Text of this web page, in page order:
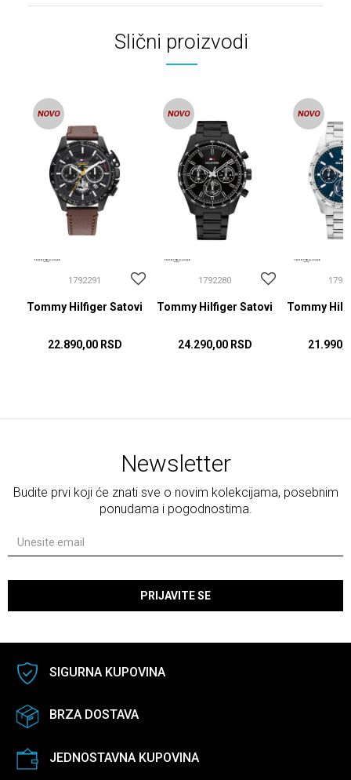
Slični proizvodi
1792291
Tommy Hilfiger Satovi
22.890,00 RSD
1792280
Tommy Hilfiger Satovi
24.290,00 RSD
Tommy
Newsletter
Budite prvi koji će znati sve o novim kolekcijama, posebnim
ponudama i pogodnostima.
PRIJAVITE SE
SIGURNA KUPOVINA
BRZA DOSTAVA
JEDNOSTAVNA KUPOVINA